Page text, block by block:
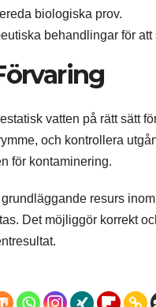
biologiska prov.
behandlingar för
vatten på rätt sätt
och kontrollera
för kontaminering.
resurs
Det möjliggör korrekt